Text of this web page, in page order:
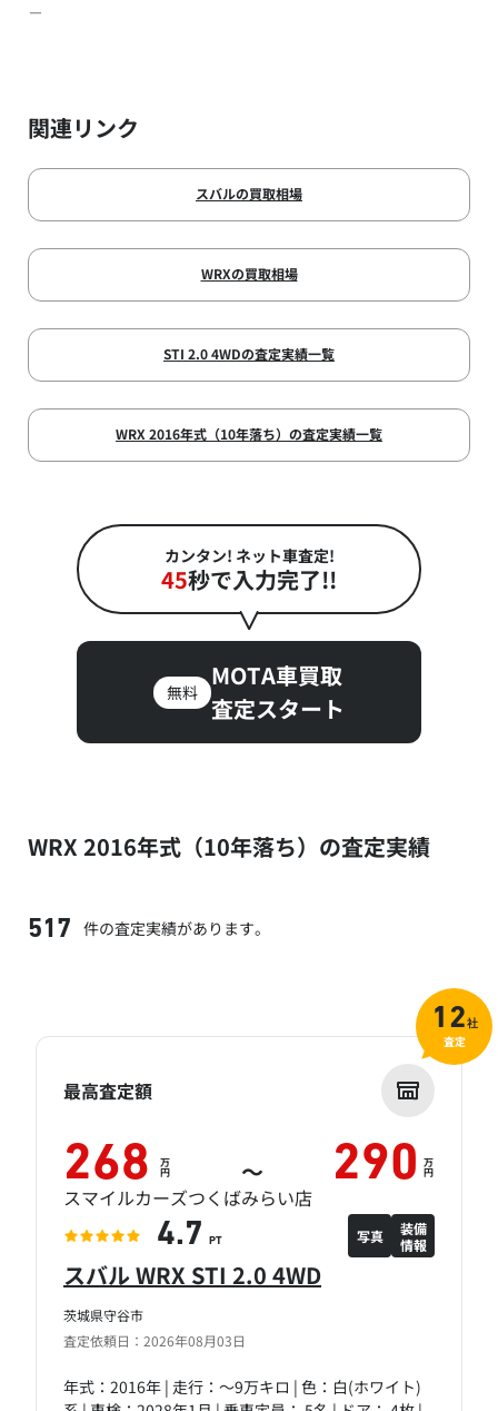
－
関連リンク
スバルの買取相場
WRXの買取相場
STI 2.0 4WDの査定実績一覧
WRX 2016年式（10年落ち）の査定実績一覧
カンタン! ネット車査定!
45秒で入力完了!!
無料
MOTA車買取
査定スタート
WRX 2016年式（10年落ち）の査定実績
517 件の査定実績があります。
茨城県守谷市
査定依頼日：2026年08月03日
スバル WRX STI 2.0 4WD
年式：2016年 | 走行：～9万キロ | 色：白(ホワイト)
最高査定額
268 万
円 ～ 290 万
円
スマイルカーズつくばみらい店
4.7 PT 写真
装備
情報
12社
査定